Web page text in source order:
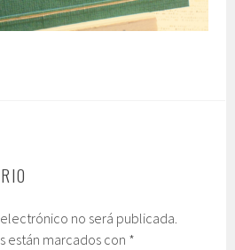
no será publicada.
están marcados con *